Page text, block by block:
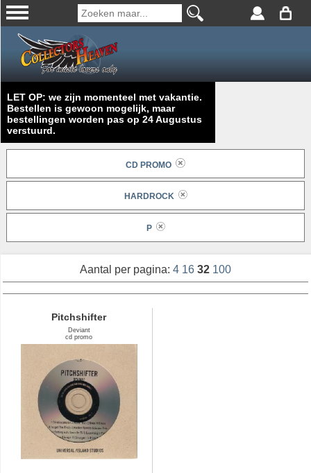
LET OP: we zijn momenteel met vakantie.
Bestellen is gewoon mogelijk, maar
bestellingen worden pas op 24 Augustus
verstuurd.
CD PROMO
HARDROCK
P
Aantal per pagina: 4 16 32 100
Pitchshifter
Deviant
cd promo